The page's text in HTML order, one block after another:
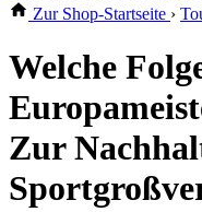
Zur Shop-Startseite ›
Welche
Zur